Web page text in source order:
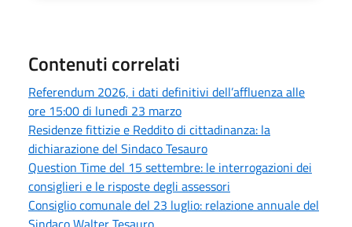
Contenuti correlati
Referendum 2026, i dati definitivi dell’affluenza alle
ore 15:00 di lunedì 23 marzo
Residenze fittizie e Reddito di cittadinanza: la
dichiarazione del Sindaco Tesauro
Question Time del 15 settembre: le interrogazioni dei
consiglieri e le risposte degli assessori
Consiglio comunale del 23 luglio: relazione annuale del